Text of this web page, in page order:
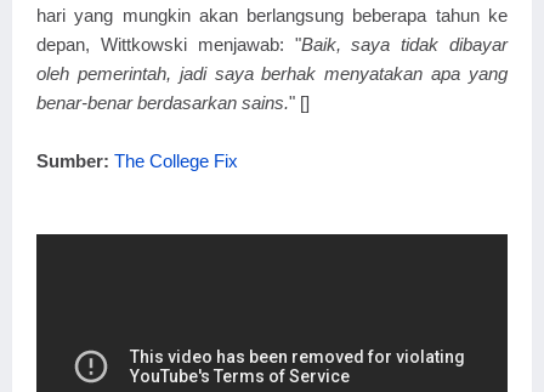
hari yang mungkin akan berlangsung beberapa tahun ke
depan, Wittkowski menjawab: "Baik, saya tidak dibayar
oleh pemerintah, jadi saya berhak menyatakan apa yang
benar-benar berdasarkan sains." []
Sumber: The College Fix